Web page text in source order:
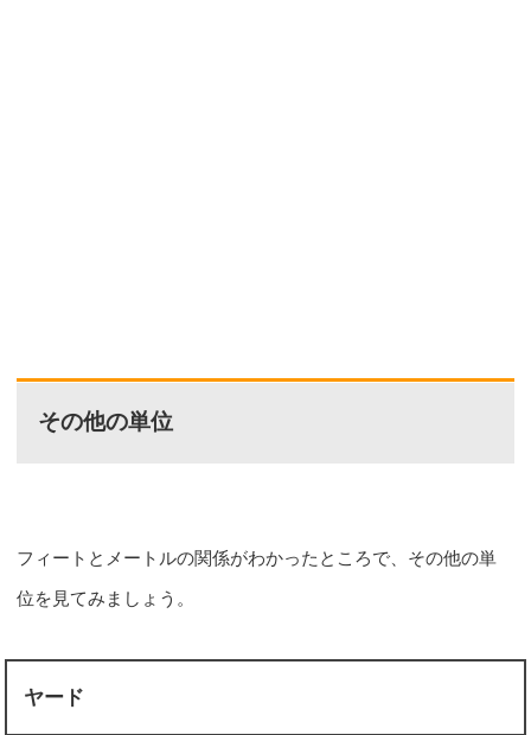
その他の単位
フィートとメートルの関係がわかったところで、その他の単
位を見てみましょう。
ヤード